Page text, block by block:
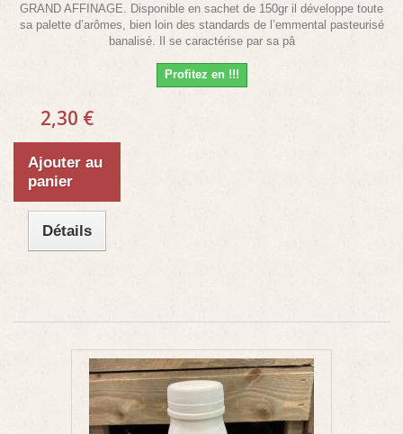
GRAND AFFINAGE. Disponible en sachet de 150gr il développe toute
sa palette d’arômes, bien loin des standards de l’emmental pasteurisé
banalisé. Il se caractérise par sa pâ
Profitez en !!!
2,30 €
Ajouter au
panier
Détails